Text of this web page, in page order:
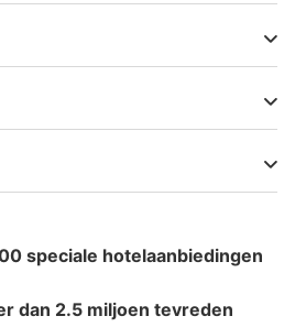
speciale hotelaanbiedingen
dan 2.5 miljoen tevreden